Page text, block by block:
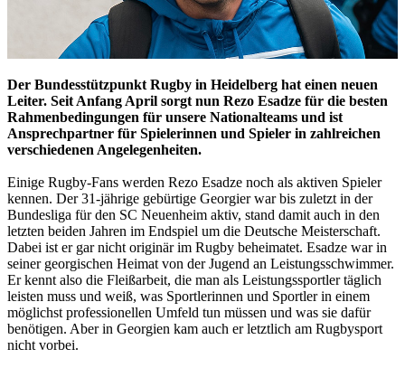
Der Bundesstützpunkt Rugby in Heidelberg hat einen neuen
Leiter. Seit Anfang April sorgt nun Rezo Esadze für die besten
Rahmenbedingungen für unsere Nationalteams und ist
Ansprechpartner für Spielerinnen und Spieler in zahlreichen
verschiedenen Angelegenheiten.
Einige Rugby-Fans werden Rezo Esadze noch als aktiven Spieler
kennen. Der 31-jährige gebürtige Georgier war bis zuletzt in der
Bundesliga für den SC Neuenheim aktiv, stand damit auch in den
letzten beiden Jahren im Endspiel um die Deutsche Meisterschaft.
Dabei ist er gar nicht originär im Rugby beheimatet. Esadze war in
seiner georgischen Heimat von der Jugend an Leistungsschwimmer.
Er kennt also die Fleißarbeit, die man als Leistungssportler täglich
leisten muss und weiß, was Sportlerinnen und Sportler in einem
möglichst professionellen Umfeld tun müssen und was sie dafür
benötigen. Aber in Georgien kam auch er letztlich am Rugbysport
nicht vorbei.